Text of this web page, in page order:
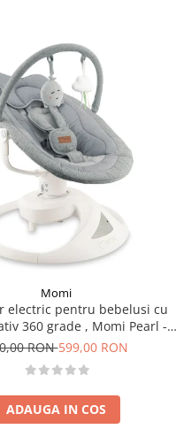
Momi
electric pentru bebelusi cu
360 grade , Momi Pearl -
Grey
RON599,00 RON
ADAUGA IN COS